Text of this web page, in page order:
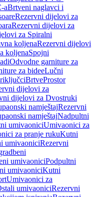
aBrtveni naglavci i
Rezervni dijelovi za
Rezervni dijelovi za
za Spiralni
koljenaRezervni dijelovi
koljenaSpojni
Odvodne garniture za
za bideeLučni
BrtveProstor
dijelovi za
dijelovi za Dvostruki
namještajRezervni
namještajNadpultni
umivaoniciUmivaonici za
za pranje rukuKutni
umivaoniciRezervni
umivaoniciPodpultni
umivaoniciKutni
Umivaonici za
umivaoniciRezervni